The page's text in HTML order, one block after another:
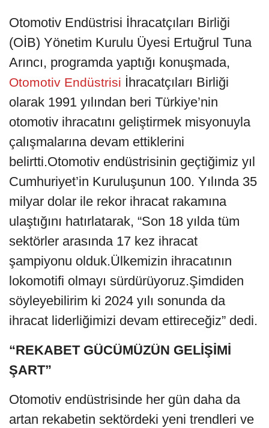
Otomotiv Endüstrisi İhracatçıları Birliği
(OİB) Yönetim Kurulu Üyesi Ertuğrul Tuna
Arıncı, programda yaptığı konuşmada,
Otomotiv Endüstrisi İhracatçıları Birliği
olarak 1991 yılından beri Türkiye’nin
otomotiv ihracatını geliştirmek misyonuyla
çalışmalarına devam ettiklerini
belirtti.Otomotiv endüstrisinin geçtiğimiz yıl
Cumhuriyet’in Kuruluşunun 100. Yılında 35
milyar dolar ile rekor ihracat rakamına
ulaştığını hatırlatarak, “Son 18 yılda tüm
sektörler arasında 17 kez ihracat
şampiyonu olduk.Ülkemizin ihracatının
lokomotifi olmayı sürdürüyoruz.Şimdiden
söyleyebilirim ki 2024 yılı sonunda da
ihracat liderliğimizi devam ettireceğiz” dedi.
“REKABET GÜCÜMÜZÜN GELİŞİMİ
ŞART”
Otomotiv endüstrisinde her gün daha da
artan rekabetin sektördeki yeni trendleri ve